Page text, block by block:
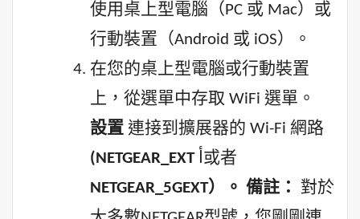
使用桌上型電腦（PC 或 Mac）或
行動裝置（Android 或 iOS）。
在您的桌上型電腦或行動裝置
上，從選單中存取 WiFi 選單。
設置 連接到擴展器的 Wi-Fi 網路
(NETGEAR_EXT أ或者
NETGEAR_5GEXT）。 備註：
對於